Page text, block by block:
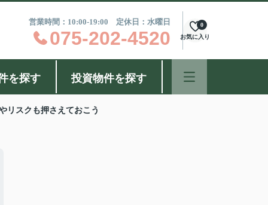
営業時間：10:00-19:00 定休日：水曜日
075-202-4520 お気に入り
0
を探す 投資物件を探す
リスクも押さえておこう